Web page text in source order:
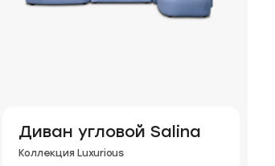
Диван угловой Salina
Коллекция Luxurious